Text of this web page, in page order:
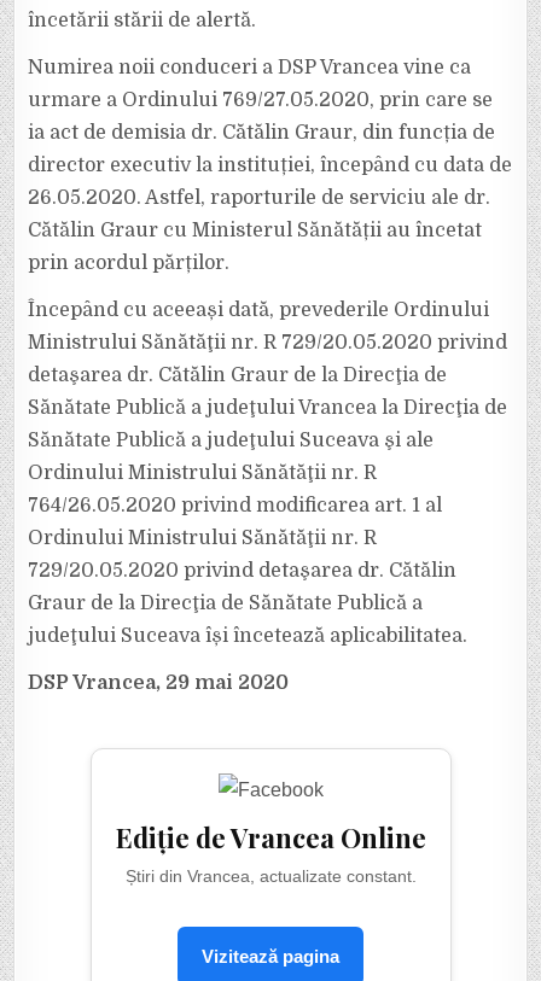
încetării stării de alertă.
Numirea noii conduceri a DSP Vrancea vine ca
urmare a Ordinului 769/27.05.2020, prin care se
ia act de demisia dr. Cătălin Graur, din funcția de
director executiv la instituției, începând cu data de
26.05.2020. Astfel, raporturile de serviciu ale dr.
Cătălin Graur cu Ministerul Sănătății au încetat
prin acordul părților.
Începând cu aceeași dată, prevederile Ordinului
Ministrului Sănătăţii nr. R 729/20.05.2020 privind
detaşarea dr. Cătălin Graur de la Direcţia de
Sănătate Publică a judeţului Vrancea la Direcţia de
Sănătate Publică a judeţului Suceava şi ale
Ordinului Ministrului Sănătăţii nr. R
764/26.05.2020 privind modificarea art. 1 al
Ordinului Ministrului Sănătăţii nr. R
729/20.05.2020 privind detaşarea dr. Cătălin
Graur de la Direcţia de Sănătate Publică a
judeţului Suceava își încetează aplicabilitatea.
DSP Vrancea, 29 mai 2020
Ediție de Vrancea Online
Știri din Vrancea, actualizate constant.
Vizitează pagina